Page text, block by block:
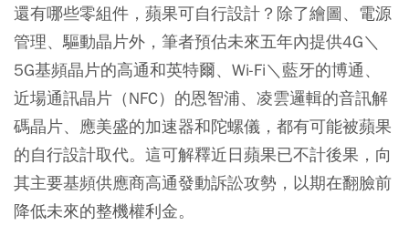
還有哪些零組件，蘋果可自行設計？除了繪圖、電源
管理、驅動晶片外，筆者預估未來五年內提供4G＼
5G基頻晶片的高通和英特爾、Wi-Fi＼藍牙的博通、
近場通訊晶片（NFC）的恩智浦、凌雲邏輯的音訊解
碼晶片、應美盛的加速器和陀螺儀，都有可能被蘋果
的自行設計取代。這可解釋近日蘋果已不計後果，向
其主要基頻供應商高通發動訴訟攻勢，以期在翻臉前
降低未來的整機權利金。